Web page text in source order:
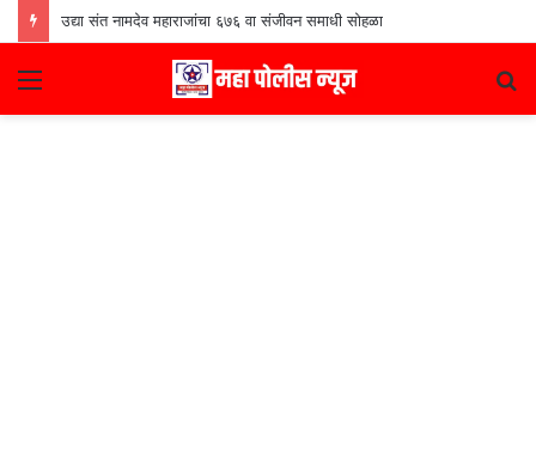
उद्या संत नामदेव महाराजांचा ६७६ वा संजीवन समाधी सोहळा
Menu